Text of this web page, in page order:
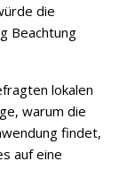
die
Beachtung
lokalen
warum die
findet,
auf eine